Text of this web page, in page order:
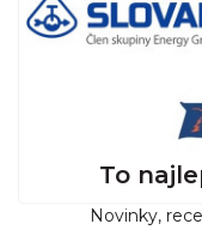
To
Novinky,